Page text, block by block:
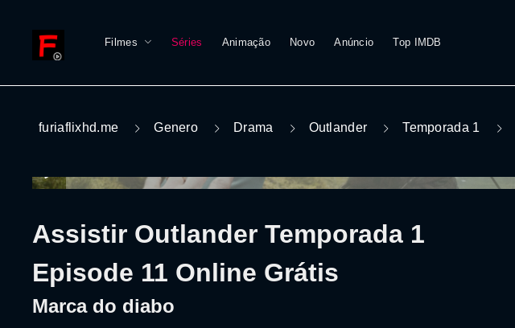
Filmes Séries Animação Novo Anúncio Top IMDB
furiaflixhd.me Genero Drama Outlander Temporada 1
Assistir Outlander Temporada 1
Episode 11 Online Grátis
Marca do diabo